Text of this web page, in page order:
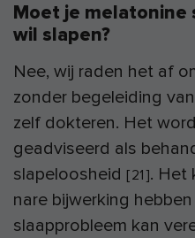
Moet je melatonine
wil slapen?
Nee, wij raden het af
zonder begeleiding
zelf dokteren. Het
geadviseerd als
slapeloosheid [21 ]. Het
nare bijwerking
slaapprobleem kan